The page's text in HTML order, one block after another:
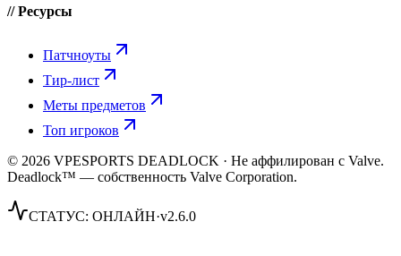
// Ресурсы
Патчноуты
Тир-лист
Меты предметов
Топ игроков
© 2026 VPESPORTS DEADLOCK · Не аффилирован с Valve.
Deadlock™ — собственность Valve Corporation.
СТАТУС: ОНЛАЙН·v2.6.0